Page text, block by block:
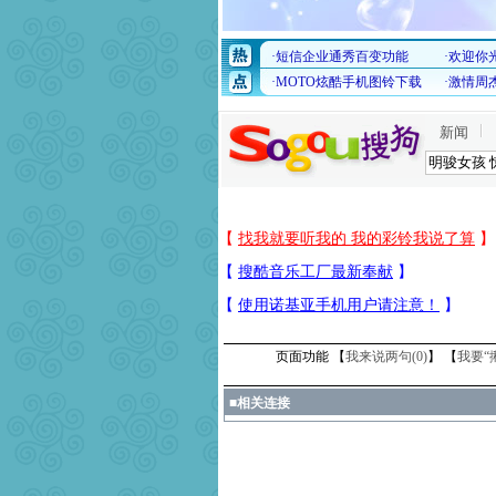
新闻
页面功能 【我来说两句(0)】 【我要“
■相关连接